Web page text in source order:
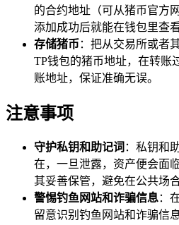
的合约地址（可从猪币官方
添加成功后就能在钱包里查
存储猪币 ：把从交易所或者
TP钱包的猪币地址，在转账
账地址，保证准确无误。
注意事项
守护私钥和助记词 ：私钥和
在，一旦泄露，资产便会面
其妥善保管，避免在公共场
警惕钓鱼网站和诈骗信息：
留意识别钓鱼网站和诈骗信